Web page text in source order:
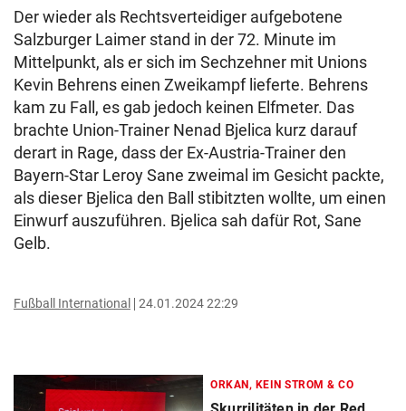
Der wieder als Rechtsverteidiger aufgebotene
Salzburger Laimer stand in der 72. Minute im
Mittelpunkt, als er sich im Sechzehner mit Unions
Kevin Behrens einen Zweikampf lieferte. Behrens
kam zu Fall, es gab jedoch keinen Elfmeter. Das
brachte Union-Trainer Nenad Bjelica kurz darauf
derart in Rage, dass der Ex-Austria-Trainer den
Bayern-Star Leroy Sane zweimal im Gesicht packte,
als dieser Bjelica den Ball stibitzten wollte, um einen
Einwurf auszuführen. Bjelica sah dafür Rot, Sane
Gelb.
Fußball International 24.01.2024 22:29
ORKAN, KEIN STROM & CO